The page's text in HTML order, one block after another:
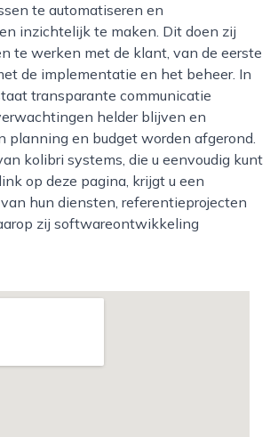
te automatiseren en
inzichtelijk te maken. Dit doen zij
te werken met de klant, van de eerste
de implementatie en het beheer. In
transparante communicatie
helder blijven en
planning en budget worden afgerond.
kolibri systems, die u eenvoudig kunt
op deze pagina, krijgt u een
hun diensten, referentieprojecten
zij softwareontwikkeling